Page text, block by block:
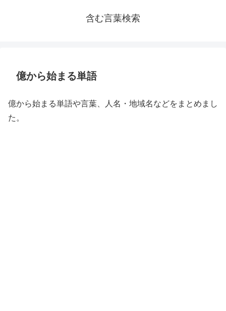
含む言葉検索
億から始まる単語
億から始まる単語や言葉、人名・地域名などをまとめまし
た。